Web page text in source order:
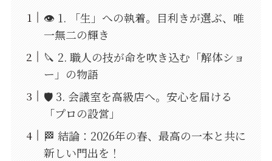
👁️ 1. 「生」への執着。目利きが選ぶ、唯
一無二の輝き
🔪 2. 職人の技が命を吹き込む「解体ショ
ー」の物語
🛡️ 3. 会議室を高級店へ。安心を届ける
「プロの設営」
🏁 結論：2026年の春、最高の一本と共に
新しい門出を！